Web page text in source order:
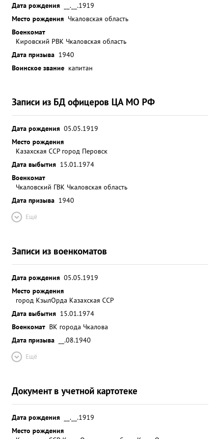
Дата рождения
__.__.1919
Место рождения Чкаловская область
Военкомат
Кировский РВК Чкаловская область
Дата призыва 1940
Воинское звание капитан
Записи из БД офицеров ЦА МО РФ
Дата рождения 05.05.1919
Место рождения
Казахская ССР город Перовск
Дата выбытия 15.01.1974
Военкомат
Чкаловский ГВК Чкаловская область
Дата призыва 1940
Ещё
Записи из военкоматов
Дата рождения 05.05.1919
Место рождения
город КзылОрда Казахская ССР
Дата выбытия 15.01.1974
Военкомат ВК города Чкалова
Дата призыва
__.08.1940
Ещё
Документ в учетной картотеке
Дата рождения
__.__.1919
Место рождения